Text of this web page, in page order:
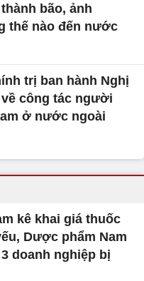
bão, ảnh
thế nào đến nước
trị ban hành Nghị
công tác người
ở nước ngoài
kê khai giá thuốc
Dược phẩm Nam
3 doanh nghiệp bị